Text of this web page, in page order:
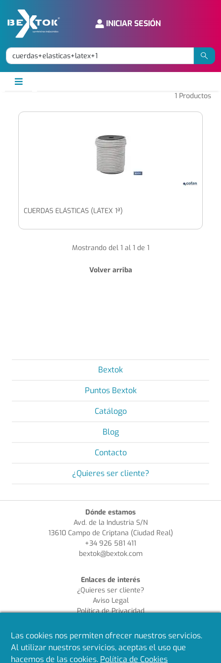
INICIAR SESIÓN
1 Productos
CUERDAS ELÁSTICAS (LÁTEX 1ª)
Mostrando del 1 al 1 de 1
Volver arriba
Bextok
Puntos Bextok
Catálogo
Blog
Contacto
¿Quieres ser cliente?
Dónde estamos
Avd. de la Industria S/N
13610 Campo de Criptana (Ciudad Real)
+34 926 581 411
bextok@bextok.com
Enlaces de interés
¿Quieres ser cliente?
Aviso Legal
Política de Privacidad
Política de Calidad
Síguenos en redes
Las cookies nos permiten ofrecer nuestros servicios.
Al utilizar nuestros servicios, aceptas el uso que
hacemos de las cookies. Política de Cookies